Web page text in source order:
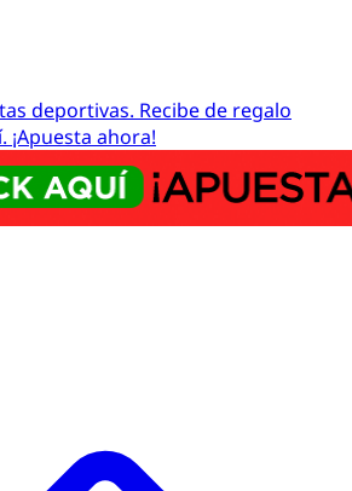
deportivas. Recibe de regalo
¡Apuesta ahora!